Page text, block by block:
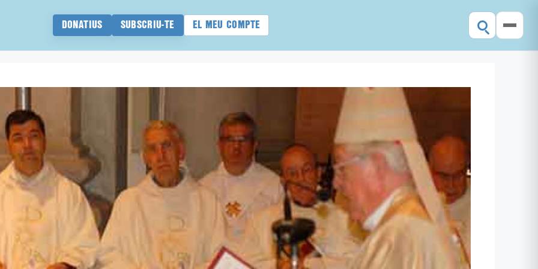
DONATIUS SUBSCRIU-TE EL MEU COMPTE